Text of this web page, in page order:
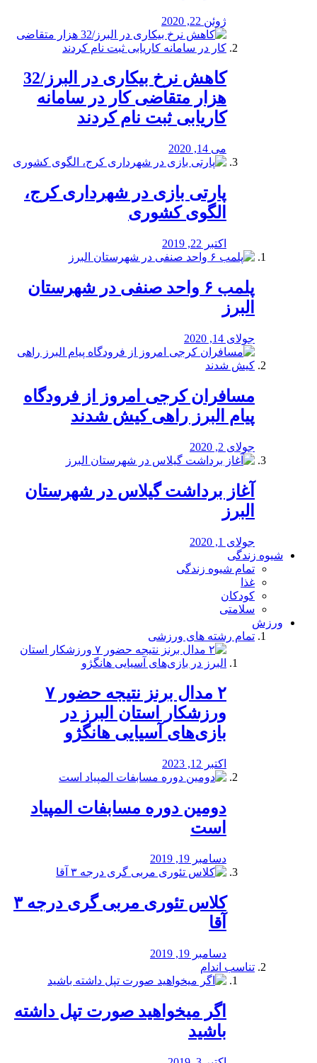
ژوئن 22, 2020
کاهش نرخ بیکاری در البرز/32
هزار متقاضی کار در سامانه
کاریابی ثبت نام کردند
می 14, 2020
پارتی بازی در شهرداری کرج،
الگوی کشوری
اکتبر 22, 2019
پلمب ۶ واحد صنفی در شهرستان
البرز
جولای 14, 2020
مسافران کرجی امروز از فرودگاه
پیام البرز راهی کیش شدند
جولای 2, 2020
آغاز برداشت گیلاس در شهرستان
البرز
جولای 1, 2020
شیوه زندگی
تمام شیوه زندگی
غذا
کودکان
سلامتی
ورزش
تمام رشته های ورزشی
۲ مدال برنز نتیجه حضور ۷
ورزشکار استان البرز در
بازی‌های آسیایی هانگژو
اکتبر 12, 2023
دومین دوره مسابفات المپیاد
است
دسامبر 19, 2019
کلاس تئوری مربی گری درجه ۳
آقا
دسامبر 19, 2019
تناسب اندام
اگر میخواهید صورت تپل داشته
باشید